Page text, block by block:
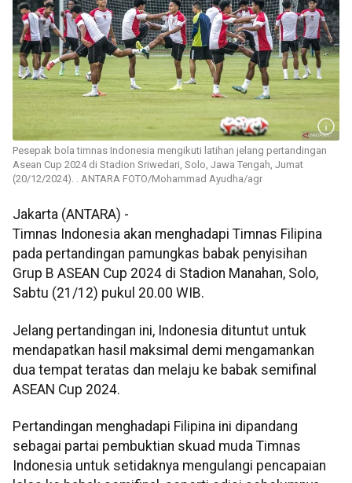
Pesepak bola timnas Indonesia mengikuti latihan jelang pertandingan
Asean Cup 2024 di Stadion Sriwedari, Solo, Jawa Tengah, Jumat
(20/12/2024). . ANTARA FOTO/Mohammad Ayudha/agr
Jakarta (ANTARA) -
Timnas Indonesia akan menghadapi Timnas Filipina
pada pertandingan pamungkas babak penyisihan
Grup B ASEAN Cup 2024 di Stadion Manahan, Solo,
Sabtu (21/12) pukul 20.00 WIB.
Jelang pertandingan ini, Indonesia dituntut untuk
mendapatkan hasil maksimal demi mengamankan
dua tempat teratas dan melaju ke babak semifinal
ASEAN Cup 2024.
Pertandingan menghadapi Filipina ini dipandang
sebagai partai pembuktian skuad muda Timnas
Indonesia untuk setidaknya mengulangi pencapaian